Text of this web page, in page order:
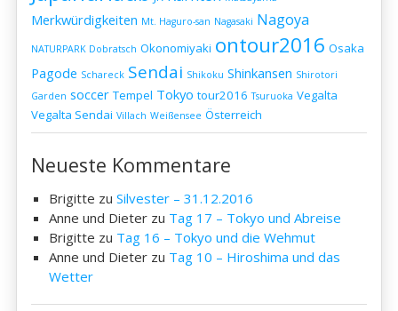
Merkwürdigkeiten Mt. Haguro-san Nagasaki Nagoya
NATURPARK Dobratsch Okonomiyaki ontour2016 Osaka
Pagode Schareck Sendai Shikoku Shinkansen Shirotori
Garden soccer Tempel Tokyo tour2016 Tsuruoka Vegalta
Vegalta Sendai Villach Weißensee Österreich
Neueste Kommentare
Brigitte zuSilvester – 31.12.2016
Anne und Dieter zu Tag 17 – Tokyo und Abreise
Brigitte zu Tag 16 – Tokyo und die Wehmut
Anne und Dieter zu Tag 10 – Hiroshima und das
Wetter